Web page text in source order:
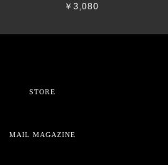
￥3,080
STORE
MAIL MAGAZINE